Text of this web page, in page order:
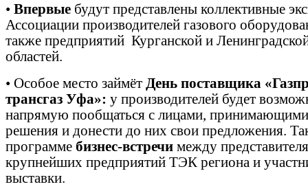
• Впервые будут представлены коллективные
Ассоциации производителей газового
также предприятий Курганской и
областей.
• Особое место займёт День поставщика
трансгаз Уфа»: у производителей будет
напрямую пообщаться с лицами, принимающими
решения и донести до них свои предложения.
программе бизнес-встречи между
крупнейших предприятий ТЭК региона и
выставки.